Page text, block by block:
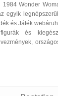
1984 Wonder
egyik
és Játék
és